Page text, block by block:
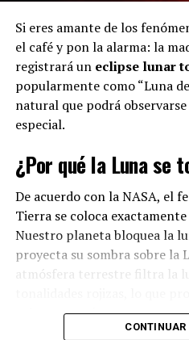
Si eres amante de los
el café y pon la alarma: la
registrará un eclipse lunar
popularmente como “Luna
natural que podrá
especial.
¿Por qué la Luna se
De acuerdo con la NASA, el
Tierra se coloca
Nuestro planeta bloquea la
proyecta su sombra sobre la
atmósfera terrestre filtra la
color carmesí.
CONTINUAR